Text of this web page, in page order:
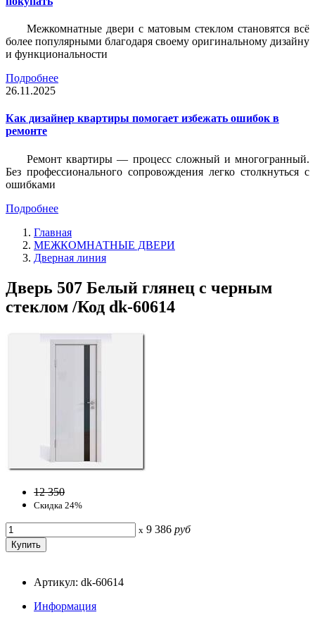
Межкомнатные двери с матовым стеклом становятся всё
более популярными благодаря своему оригинальному дизайну
и функциональности
Подробнее
26.11.2025
Как дизайнер квартиры помогает избежать ошибок в
ремонте
Ремонт квартиры — процесс сложный и многогранный.
Без профессионального сопровождения легко столкнуться с
ошибками
Подробнее
Главная
МЕЖКОМНАТНЫЕ ДВЕРИ
Дверная линия
Дверь 507 Белый глянец с черным
стеклом /Код dk-60614
12 350
Скидка 24%
x 9 386 руб
Артикул: dk-60614
Информация